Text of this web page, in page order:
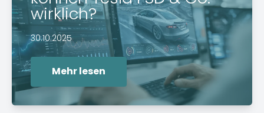
wirklich?
30.10.2025
Mehr lesen